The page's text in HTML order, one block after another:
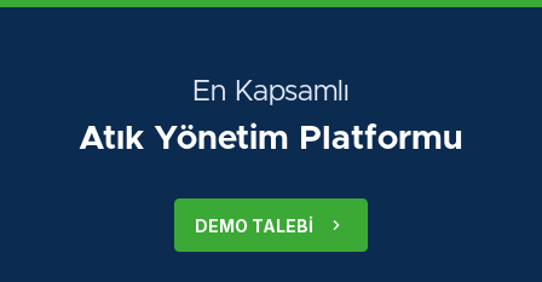
En Kapsamlı
Atık Yönetim Platformu
DEMO TALEBI